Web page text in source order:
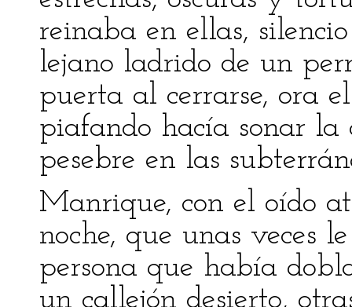
reinaba en ellas,
lejano ladrido de un
puerta al cerrarse, ora
piafando hacía sonar la
pesebre en las
Manrique, con el oído
noche, que unas veces
persona que había
un callejón desierto,